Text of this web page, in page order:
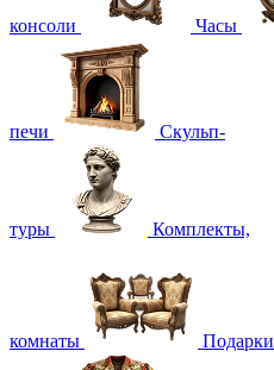
консоли Часы
печи Скульп-
туры Комплекты,
комнаты Подарки